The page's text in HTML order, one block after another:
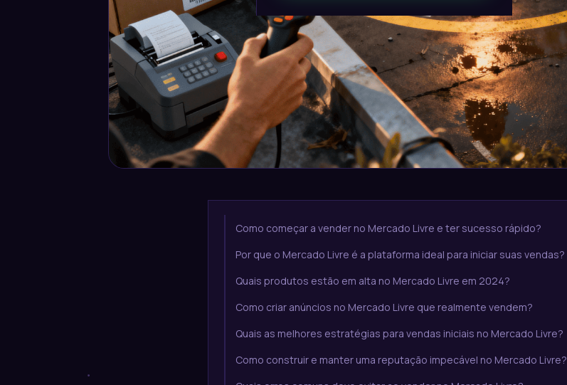
Como começar a vender no Mercado Livre e ter sucesso rápido?
Por que o Mercado Livre é a plataforma ideal para iniciar suas vendas?
Quais produtos estão em alta no Mercado Livre em 2024?
Como criar anúncios no Mercado Livre que realmente vendem?
Quais as melhores estratégias para vendas iniciais no Mercado Livre?
Como construir e manter uma reputação impecável no Mercado Livre?